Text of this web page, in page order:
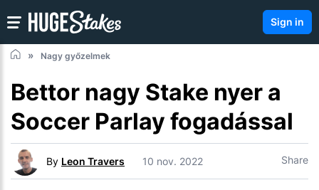
Sign in
Nagy győzelmek
Bettor nagy Stake nyer a
Soccer Parlay fogadással
By Leon Travers 10 nov. 2022 Share